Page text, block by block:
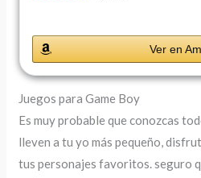
Ver en
Juegos para Game Boy
Es muy probable que conozcas
lleven a tu yo más pequeño,
tus personajes favoritos. seguro